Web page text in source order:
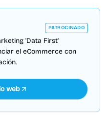
PATROCINADO
'Data First'
el eCommerce con
web